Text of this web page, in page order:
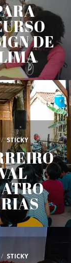
DE
/ STICKY
/ STICKY